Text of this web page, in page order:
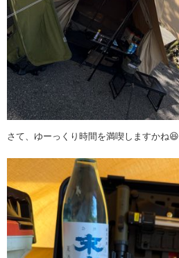
さて、ゆーっくり時間を満喫しますかね😆